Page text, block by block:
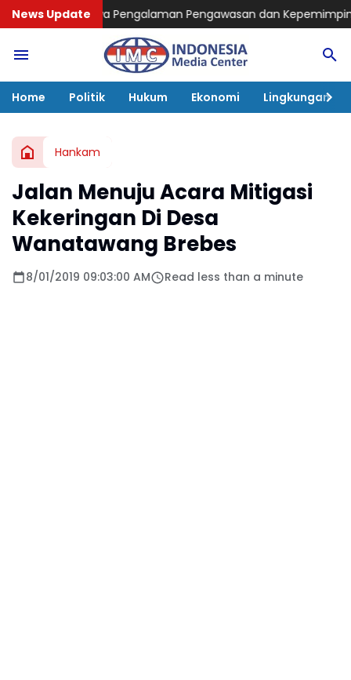
News Update
Pengalaman Pengawasan dan Kepemimpinan Catatan
Home Politik Hukum Ekonomi Lingkungan
Hankam
Jalan Menuju Acara Mitigasi
Kekeringan Di Desa
Wanatawang Brebes
8/01/2019 09:03:00 AM Read less than a minute